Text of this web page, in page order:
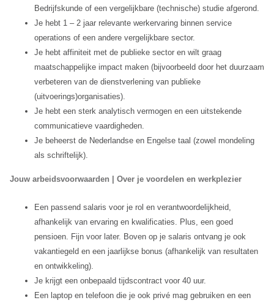
Bedrijfskunde of een vergelijkbare (technische) studie afgerond.
Je hebt 1 – 2 jaar relevante werkervaring binnen service
operations of een andere vergelijkbare sector.
Je hebt affiniteit met de publieke sector en wilt graag
maatschappelijke impact maken (bijvoorbeeld door het duurzaam
verbeteren van de dienstverlening van publieke
(uitvoerings)organisaties).
Je hebt een sterk analytisch vermogen en een uitstekende
communicatieve vaardigheden.
Je beheerst de Nederlandse en Engelse taal (zowel mondeling
als schriftelijk).
Jouw arbeidsvoorwaarden | Over je voordelen en werkplezier
Een passend salaris voor je rol en verantwoordelijkheid,
afhankelijk van ervaring en kwalificaties. Plus, een goed
pensioen. Fijn voor later. Boven op je salaris ontvang je ook
vakantiegeld en een jaarlijkse bonus (afhankelijk van resultaten
en ontwikkeling).
Je krijgt een onbepaald tijdscontract voor 40 uur.
Een laptop en telefoon die je ook privé mag gebruiken en een